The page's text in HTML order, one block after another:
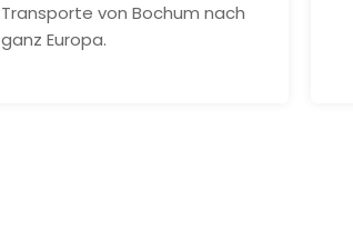
Transporte von Bochum nach
ganz Europa.